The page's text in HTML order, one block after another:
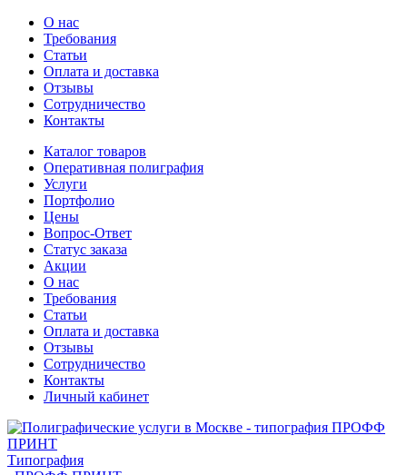
О нас
Требования
Статьи
Оплата и доставка
Отзывы
Сотрудничество
Контакты
Каталог товаров
Оперативная полиграфия
Услуги
Портфолио
Цены
Вопрос-Ответ
Статус заказа
Акции
О нас
Требования
Статьи
Оплата и доставка
Отзывы
Сотрудничество
Контакты
Личный кабинет
Типография